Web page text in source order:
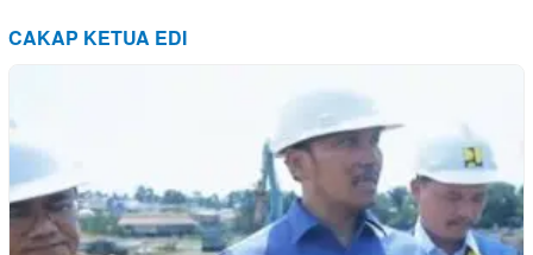
CAKAP KETUA EDI